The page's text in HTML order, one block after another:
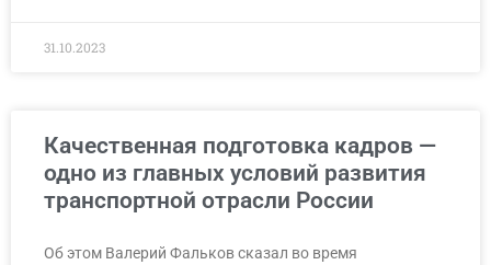
31.10.2023
Качественная подготовка кадров —
одно из главных условий развития
транспортной отрасли России
Об этом Валерий Фальков сказал во время